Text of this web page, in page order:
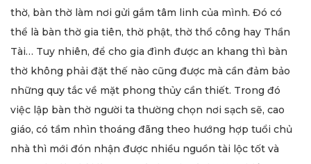
thờ, bàn thờ làm nơi gửi gắm tâm linh của mình. Đó có
thể là bàn thờ gia tiên, thờ phật, thờ thổ công hay Thần
Tài… Tuy nhiên, để cho gia đình được an khang thì bàn
thờ không phải đặt thế nào cũng được mà cần đảm bảo
những quy tắc về mặt phong thủy cần thiết. Trong đó
việc lập bàn thờ người ta thường chọn nơi sạch sẽ, cao
giáo, có tầm nhìn thoáng đãng theo hướng hợp tuổi chủ
nhà thì mới đón nhận được nhiều nguồn tài lộc tốt và